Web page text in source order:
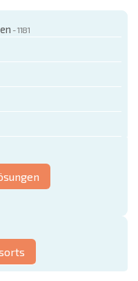
- 1181